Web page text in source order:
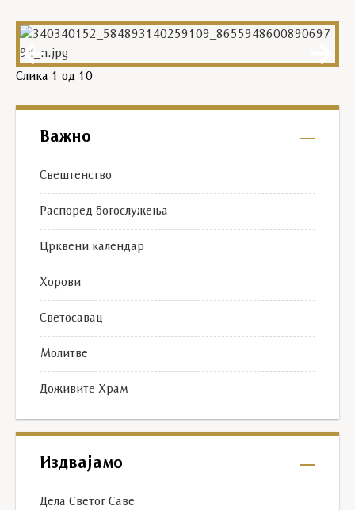
Слика 1 од 10
Важно
Свештенство
Распоред богослужења
Црквени календар
Хорови
Светосавац
Молитве
Доживите Храм
Издвајамо
Дела Светог Саве